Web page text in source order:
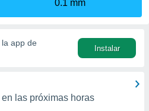
0.1 mm
la app de
Instalar
en las próximas horas